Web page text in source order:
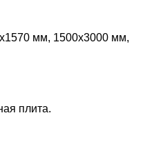
мм, 1500х3000 мм,
плита.